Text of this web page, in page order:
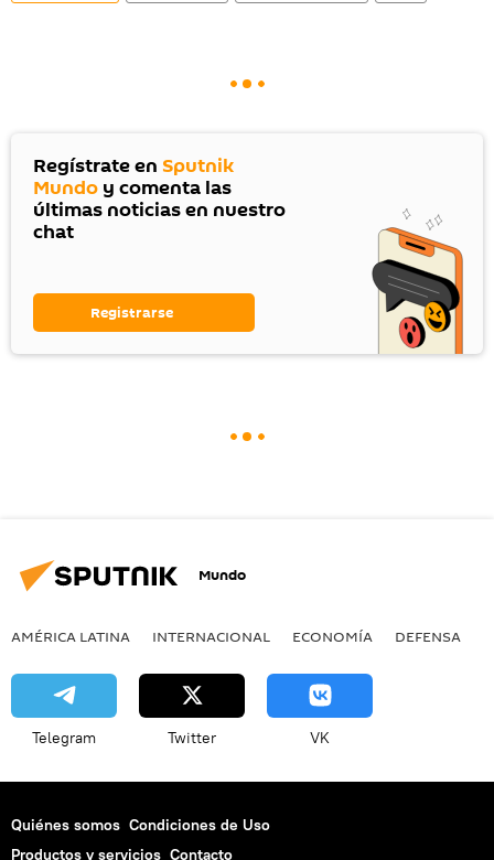
Regístrate en Sputnik
Mundo y comenta las
últimas noticias en nuestro
chat
Registrarse
Mundo
AMÉRICA LATINA INTERNACIONAL ECONOMÍA DEFENSA
Telegram Twitter VK
Quiénes somos Condiciones de Uso
Productos y servicios Contacto